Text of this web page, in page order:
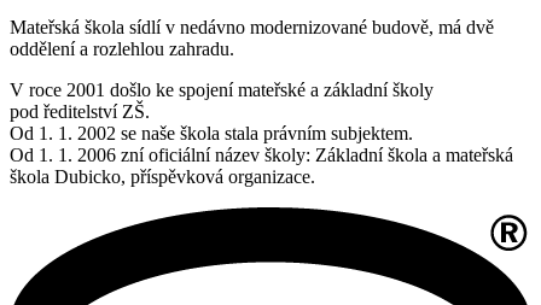
Mateřská škola sídlí v nedávno modernizované budově, má dvě
oddělení a rozlehlou zahradu.
V roce 2001 došlo ke spojení mateřské a základní školy
pod ředitelství ZŠ.
Od 1. 1. 2002 se naše škola stala právním subjektem.
Od 1. 1. 2006 zní oficiální název školy: Základní škola a mateřská
škola Dubicko, příspěvková organizace.